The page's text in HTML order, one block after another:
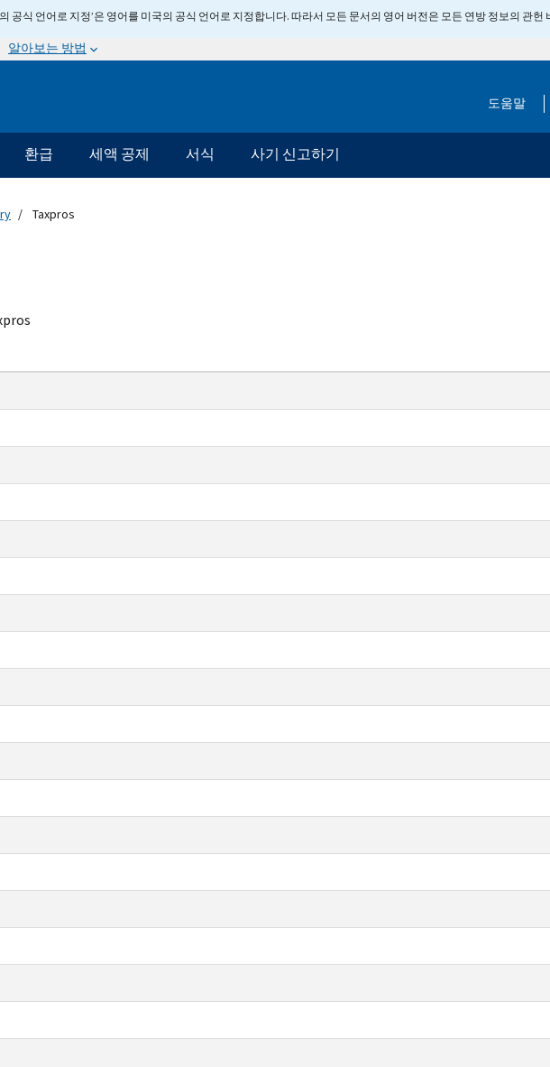
공식 언어로 지정’은 영어를 미국의 공식 언어로 지정합니다. 따라서 모든 문서의 영어 버전은 모든 연방 정보의 관헌
알아보는 방법
도움말
환급 세액 공제 서식 사기 신고하기
Taxpros